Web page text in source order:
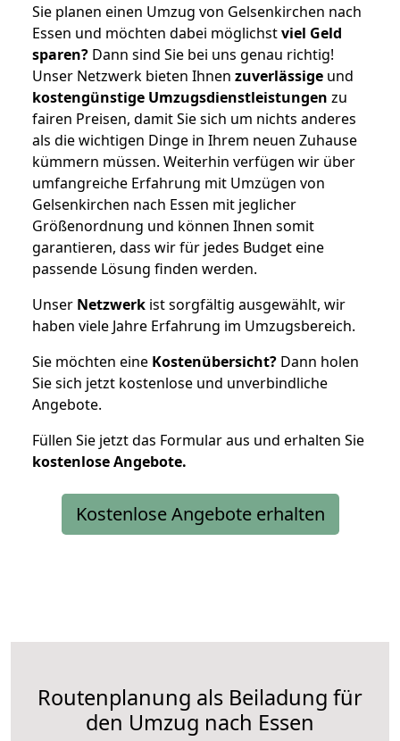
Sie planen einen Umzug von Gelsenkirchen nach
Essen und möchten dabei möglichstviel Geld
sparen? Dann sind Sie bei uns genau richtig!
Unser Netzwerk bieten Ihnen zuverlässige und
kostengünstige Umzugsdienstleistungen zu
fairen Preisen, damit Sie sich um nichts anderes
als die wichtigen Dinge in Ihrem neuen Zuhause
kümmern müssen. Weiterhin verfügen wir über
umfangreiche Erfahrung mit Umzügen von
Gelsenkirchen nach Essen mit jeglicher
Größenordnung und können Ihnen somit
garantieren, dass wir für jedes Budget eine
passende Lösung finden werden.
Unser Netzwerk ist sorgfältig ausgewählt, wir
haben viele Jahre Erfahrung im Umzugsbereich.
Sie möchten eine Kostenübersicht? Dann holen
Sie sich jetzt kostenlose und unverbindliche
Angebote.
Füllen Sie jetzt das Formular aus und erhalten Sie
kostenloseAngebote.
Kostenlose Angebote erhalten
Routenplanung als Beiladung für
den Umzug nach Essen